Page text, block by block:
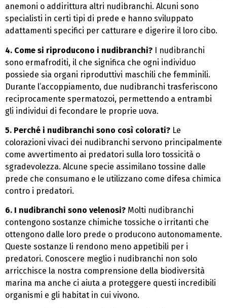
anemoni o addirittura altri nudibranchi. Alcuni sono
specialisti in certi tipi di prede e hanno sviluppato
adattamenti specifici per catturare e digerire il loro cibo.
4. Come si riproducono i nudibranchi? I nudibranchi
sono ermafroditi, il che significa che ogni individuo
possiede sia organi riproduttivi maschili che femminili.
Durante l’accoppiamento, due nudibranchi trasferiscono
reciprocamente spermatozoi, permettendo a entrambi
gli individui di fecondare le proprie uova.
5. Perché i nudibranchi sono così colorati? Le
colorazioni vivaci dei nudibranchi servono principalmente
come avvertimento ai predatori sulla loro tossicità o
sgradevolezza. Alcune specie assimilano tossine dalle
prede che consumano e le utilizzano come difesa chimica
contro i predatori.
6. I nudibranchi sono velenosi? Molti nudibranchi
contengono sostanze chimiche tossiche o irritanti che
ottengono dalle loro prede o producono autonomamente.
Queste sostanze li rendono meno appetibili per i
predatori. Conoscere meglio i nudibranchi non solo
arricchisce la nostra comprensione della biodiversità
marina ma anche ci aiuta a proteggere questi incredibili
organismi e gli habitat in cui vivono.